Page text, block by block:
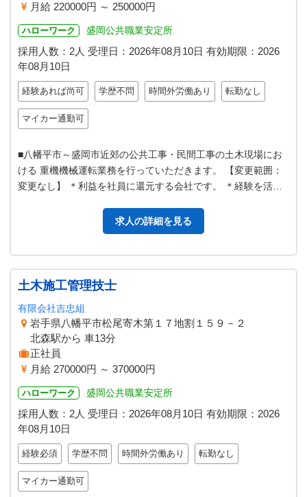
月給 220000円 ～ 250000円
ハローワーク 盛岡公共職業安定所
採用人数：2人 受理日： 2026年08月10日 有効期限： 2026
年08月10日
経験あれば尚可 学歴不問 時間外労働あり 転勤なし
マイカー通勤可
■八幡平市～盛岡市近郊の公共工事・民間工事の土木現場にお
ける 重機機械運転業務を行っていただきます。 【変更範囲：
変更なし】 ＊利益を社員に還元する会社です。 ＊経験を活か
求人の詳細を見る
土木施工管理技士
有限会社吉忠組
岩手県八幡平市松尾寄木第１７地割１５９－２
北森駅から 車13分
正社員
月給 270000円 ～ 370000円
ハローワーク 盛岡公共職業安定所
採用人数：2人 受理日： 2026年08月10日 有効期限： 2026
年08月10日
経験必須 学歴不問 時間外労働あり 転勤なし
マイカー通勤可